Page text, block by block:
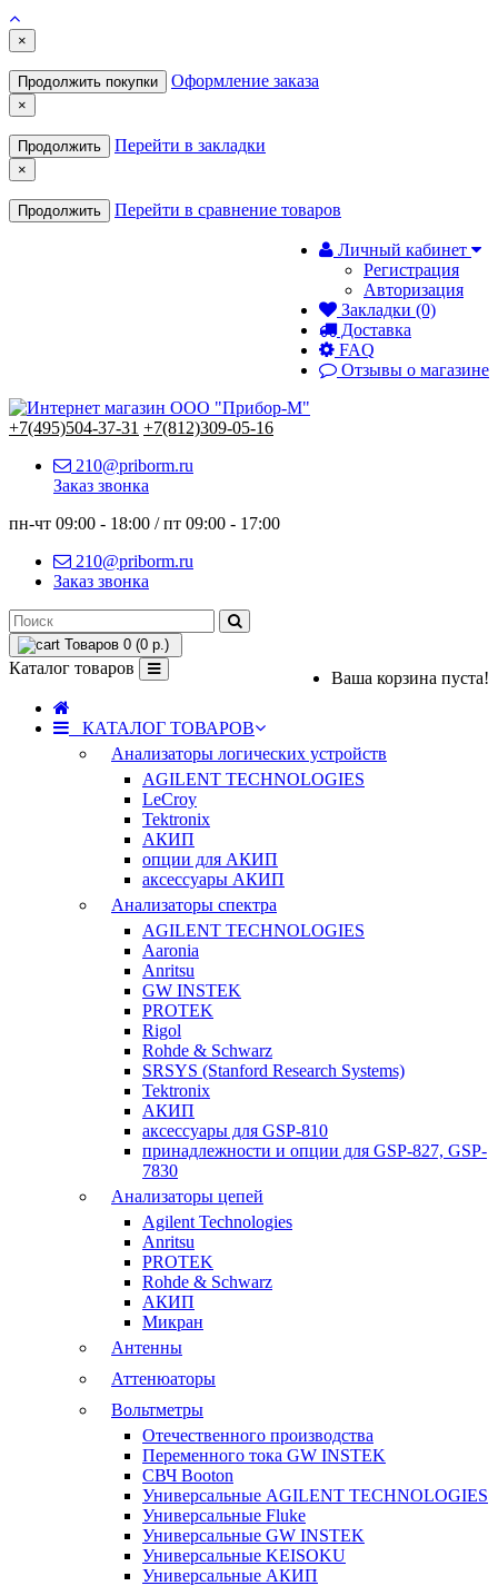
×
Продолжить покупки Оформление заказа
×
Продолжить Перейти в закладки
×
Продолжить Перейти в сравнение товаров
Личный кабинет
Регистрация
Авторизация
Закладки (0)
Доставка
FAQ
Отзывы о магазине
+7(495)504-37-31 +7(812)309-05-16
210@priborm.ru
Заказ звонка
пн-чт 09:00 - 18:00 / пт 09:00 - 17:00
210@priborm.ru
Заказ звонка
Товаров 0 (0 р.)
Ваша корзина пуста!
Каталог товаров
КАТАЛОГ ТОВАРОВ
Анализаторы логических устройств
AGILENT TECHNOLOGIES
LeCroy
Tektronix
АКИП
опции для АКИП
аксессуары АКИП
Анализаторы спектра
AGILENT TECHNOLOGIES
Aaronia
Anritsu
GW INSTEK
PROTEK
Rigol
Rohde & Schwarz
SRSYS (Stanford Research Systems)
Tektronix
АКИП
аксессуары для GSP-810
принадлежности и опции для GSP-827, GSP-
7830
Анализаторы цепей
Agilent Technologies
Anritsu
PROTEK
Rohde & Schwarz
АКИП
Микран
Антенны
Аттенюаторы
Вольтметры
Отечественного производства
Переменного тока GW INSTEK
СВЧ Booton
Универсальные AGILENT TECHNOLOGIES
Универсальные Fluke
Универсальные GW INSTEK
Универсальные KEISOKU
Универсальные АКИП